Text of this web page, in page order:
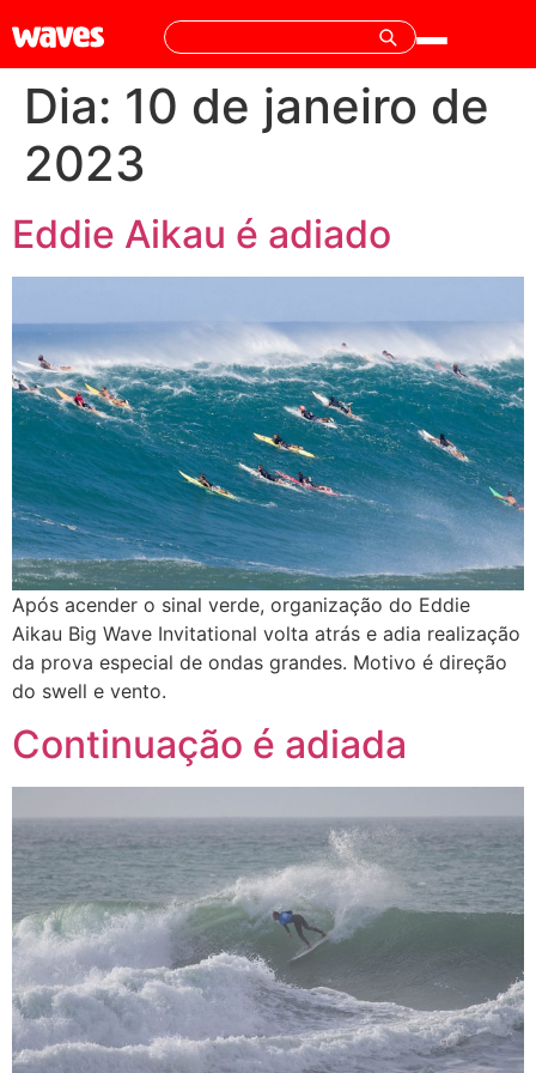
Dia: 10 de janeiro de
2023
Eddie Aikau é adiado
Após acender o sinal verde, organização do Eddie
Aikau Big Wave Invitational volta atrás e adia realização
da prova especial de ondas grandes. Motivo é direção
do swell e vento.
Continuação é adiada